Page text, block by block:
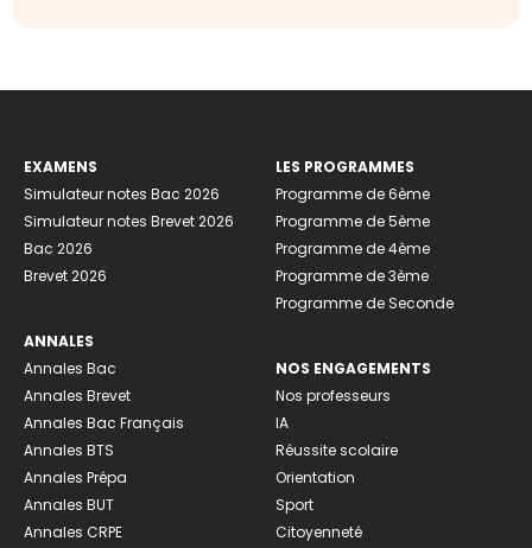
EXAMENS
Simulateur notes Bac 2026
Simulateur notes Brevet 2026
Bac 2026
Brevet 2026
ANNALES
Annales Bac
Annales Brevet
Annales Bac Français
Annales BTS
Annales Prépa
Annales BUT
Annales CRPE
LES PROGRAMMES
Programme de 6ème
Programme de 5ème
Programme de 4ème
Programme de 3ème
Programme de Seconde
NOS ENGAGEMENTS
Nos professeurs
IA
Réussite scolaire
Orientation
Sport
Citoyenneté